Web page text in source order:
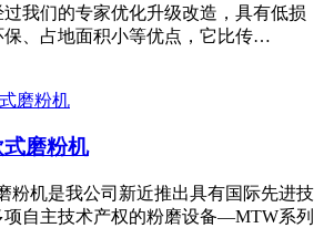
我们的专家优化升级改造，具有低损
保、占地面积小等优点，它比传…
磨粉机
粉机是我公司新近推出具有国际先进技
自主技术产权的粉磨设备—MTW系列